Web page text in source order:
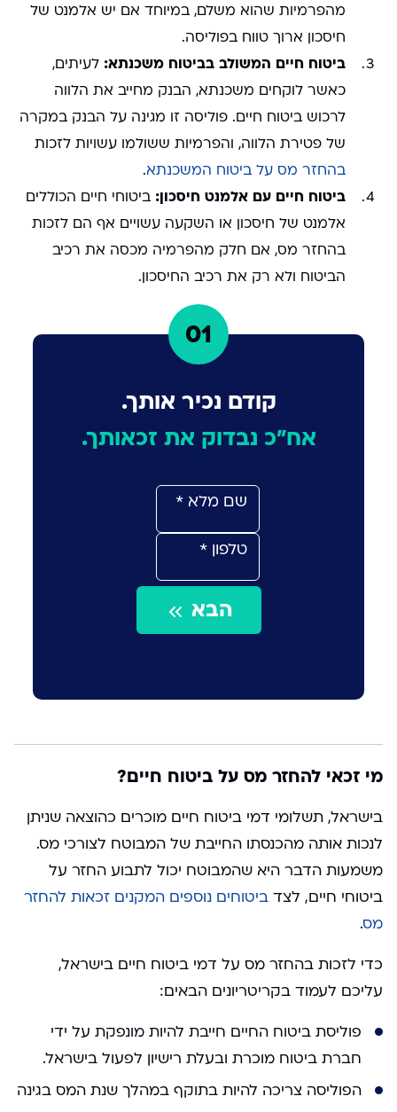
מהפרמיות שהוא משלם, במיוחד אם יש אלמנט של
חיסכון ארוך טווח בפוליסה.
ביטוח חיים המשולב בביטוח משכנתא: לעיתים,
כאשר לוקחים משכנתא, הבנק מחייב את הלווה
לרכוש ביטוח חיים. פוליסה זו מגינה על הבנק במקרה
של פטירת הלווה, והפרמיות ששולמו עשויות לזכות
בהחזר מס על ביטוח המשכנתא.
ביטוח חיים עם אלמנט חיסכון: ביטוחי חיים הכוללים
אלמנט של חיסכון או השקעה עשויים אף הם לזכות
בהחזר מס, אם חלק מהפרמיה מכסה את רכיב
הביטוח ולא רק את רכיב החיסכון.
קודם נכיר אותך.
אח"כ נבדוק את זכאותך.
הבא
01
מי זכאי להחזר מס על ביטוח חיים?
בישראל, תשלומי דמי ביטוח חיים מוכרים כהוצאה שניתן
לנכות אותה מהכנסתו החייבת של המבוטח לצורכי מס.
משמעות הדבר היא שהמבוטח יכול לתבוע החזר על
ביטוחי חיים, לצד ביטוחים נוספים המקנים זכאות להחזר
מס.
כדי לזכות בהחזר מס על דמי ביטוח חיים בישראל,
עליכם לעמוד בקריטריונים הבאים:
פוליסת ביטוח החיים חייבת להיות מונפקת על ידי
חברת ביטוח מוכרת ובעלת רישיון לפעול בישראל.
הפוליסה צריכה להיות בתוקף במהלך שנת המס בגינה